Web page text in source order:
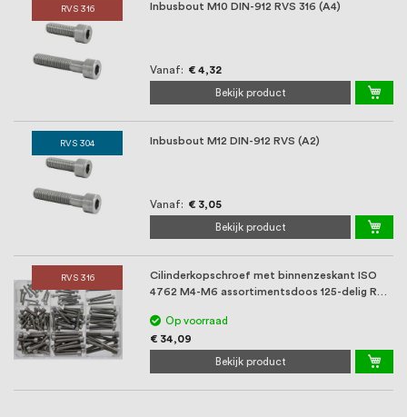
RVS 316 Inbusbout M10 DIN-912 RVS 316 (A4)
Vanaf € 4,32
Bekijk product
RVS 304 Inbusbout M12 DIN-912 RVS (A2)
Vanaf € 3,05
Bekijk product
RVS 316
Cilinderkopschroef met binnenzeskant ISO
4762 M4-M6 assortimentsdoos 125-delig RVS
Op voorraad
€ 34,09
Bekijk product